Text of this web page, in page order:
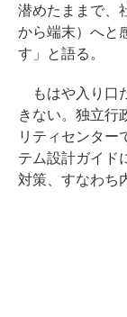
潜めたままで、
から端末）へと
す」と語る。
もはや入り口
きない。独立行
リティセンター
テム設計ガイド
対策、すなわち